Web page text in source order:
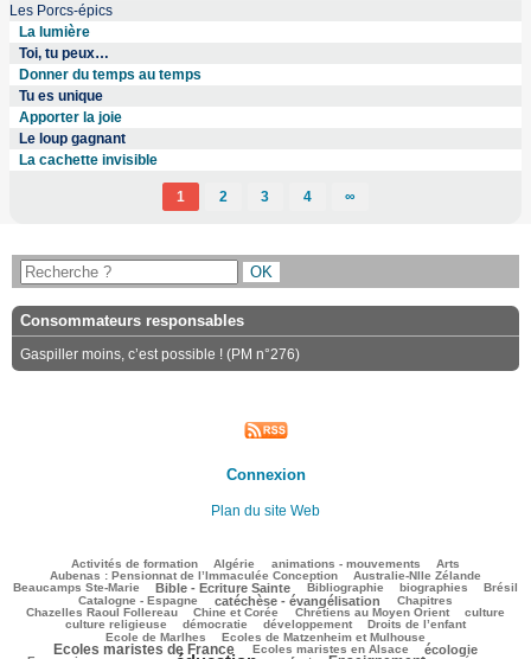
Les Porcs-épics
La lumière
Toi, tu peux…
Donner du temps au temps
Tu es unique
Apporter la joie
Le loup gagnant
La cachette invisible
1 2 3 4 ∞
Consommateurs responsables
Gaspiller moins, c’est possible ! (PM n°276)
Connexion
Plan du site Web
Activités de formation Algérie animations - mouvements Arts
Aubenas : Pensionnat de l’Immaculée Conception
70/2542 Australie-Nlle Zélande
87/2542
Beaucamps Ste-Marie
647/2542 Bible - Ecriture Sainte
48/2542 Bibliographie
369/2542 biographies
174/2542 Brésil
417/2542
Catalogne - Espagne
catéchèse - évangélisation Chapitres
Chazelles Raoul Follereau
116/2542 Chine et Corée
266/2542 Chrétiens au Moyen Orient
488/2542 culture
32/2542
culture religieuse
démocratie développement Droits de l’enfant
Ecole de Marlhes
Ecoles de Matzenheim et Mulhouse
Ecoles maristes de France
309/2542 Ecoles maristes en Alsace
660/2542 écologie